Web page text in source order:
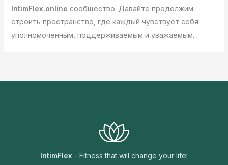
IntimFlex.online сообщество. Давайте продолжим
строить пространство, где каждый чувствует себя
уполномоченным, поддерживаемым и уважаемым.
IntimFlex - Fitness that will change your life!